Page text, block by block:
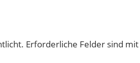
Erforderliche Felder sind mit